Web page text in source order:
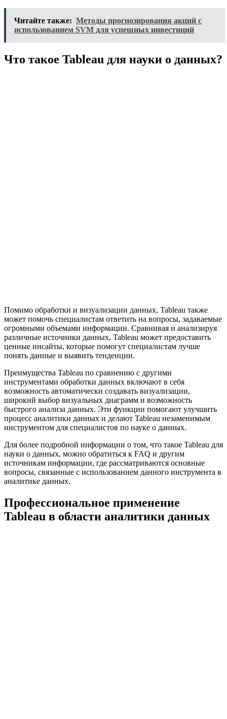
Читайте также: Методы прогнозирования акций с
использованием SVM для успешных инвестиций
Что такое Tableau для науки о данных?
Помимо обработки и визуализации данных, Tableau также
может помочь специалистам ответить на вопросы, задаваемые
огромными объемами информации. Сравнивая и анализируя
различные источники данных, Tableau может предоставить
ценные инсайты, которые помогут специалистам лучше
понять данные и выявить тенденции.
Преимущества Tableau по сравнению с другими
инструментами обработки данных включают в себя
возможность автоматически создавать визуализации,
широкий выбор визуальных диаграмм и возможность
быстрого анализа данных. Эти функции помогают улучшить
процесс аналитики данных и делают Tableau незаменимым
инструментом для специалистов по науке о данных.
Для более подробной информации о том, что такое Tableau для
науки о данных, можно обратиться к FAQ и другим
источникам информации, где рассматриваются основные
вопросы, связанные с использованием данного инструмента в
аналитике данных.
Профессиональное применение
Tableau в области аналитики данных